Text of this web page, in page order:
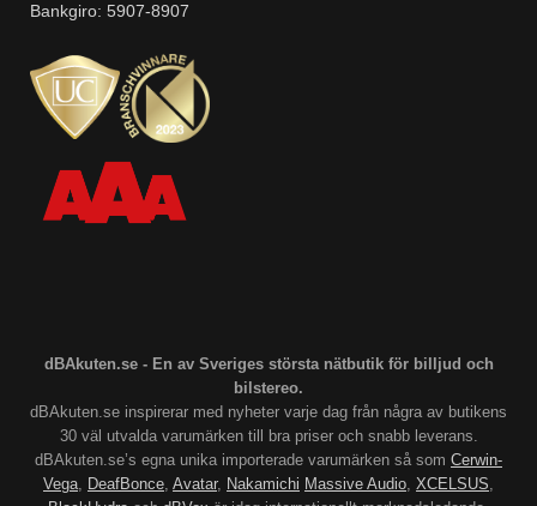
Bankgiro: 5907-8907
dBAkuten.se - En av Sveriges största nätbutik för billjud och
bilstereo.
dBAkuten.se inspirerar med nyheter varje dag från några av butikens
30 väl utvalda varumärken till bra priser och snabb leverans.
dBAkuten.se’s egna unika importerade varumärken så som Cerwin-
Vega, DeafBonce, Avatar, Nakamichi Massive Audio, XCELSUS,